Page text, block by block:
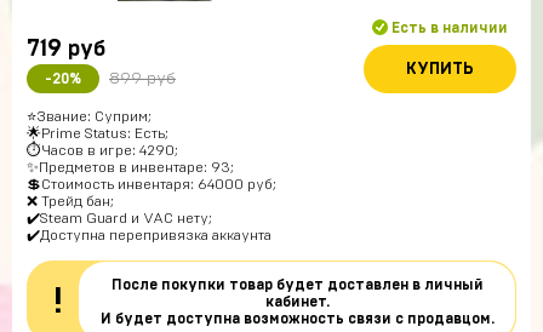
719 руб
-20% 899 руб
Есть в наличии
КУПИТЬ
⭐️Звание: Суприм;
🌟Prime Status: Есть;
⏱Часов в игре: 4290;
✨Предметов в инвентаре: 93;
💲Стоимость инвентаря: 64000 руб;
❌ Трейд бан;
✔️Steam Guard и VAC нету;
✔️Доступна перепривязка аккаунта
!
После покупки товар будет доставлен в личный
кабинет.
И будет доступна возможность связи с продавцом.